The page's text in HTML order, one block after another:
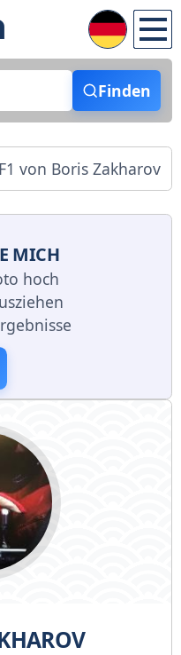
Finden
F1 von Boris Zakharov
MICH
hoch